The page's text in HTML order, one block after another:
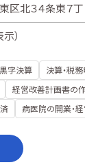
区北３４条東７
示）
黒字決算 決算・税
経営改善計画書の
病医院の開業・